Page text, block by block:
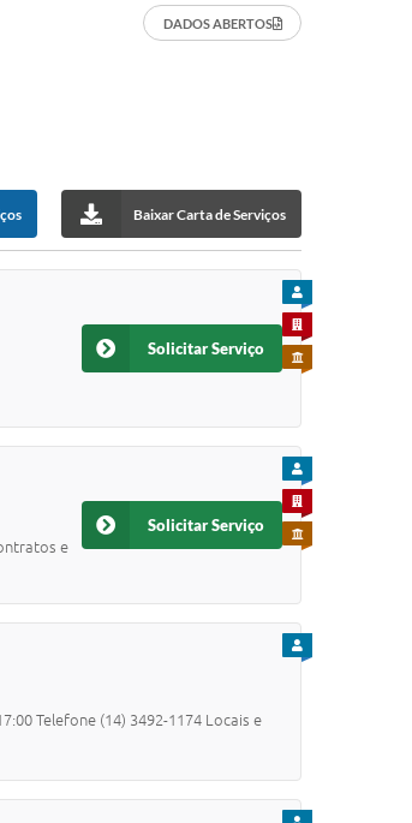
DADOS ABERTOS
Baixar Carta de Serviços
PARA CIDADÃO
PARA EMPRESA
PARA SERVIDOR
Solicitar Serviço
e
PARA CIDADÃO
PARA EMPRESA
PARA SERVIDOR
Solicitar Serviço
Telefone (14) 3492-1174 Locais e
PARA CIDADÃO